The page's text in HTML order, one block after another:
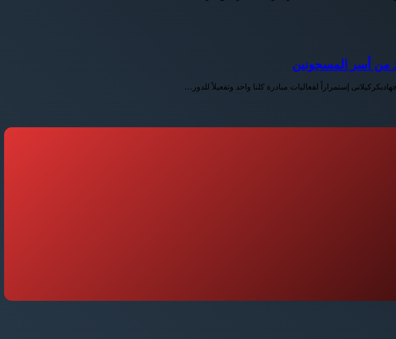
من أسر المسجونين
إستمراراً لفعاليات مبادرة كلنا واحد وتفعيلاً للدور…